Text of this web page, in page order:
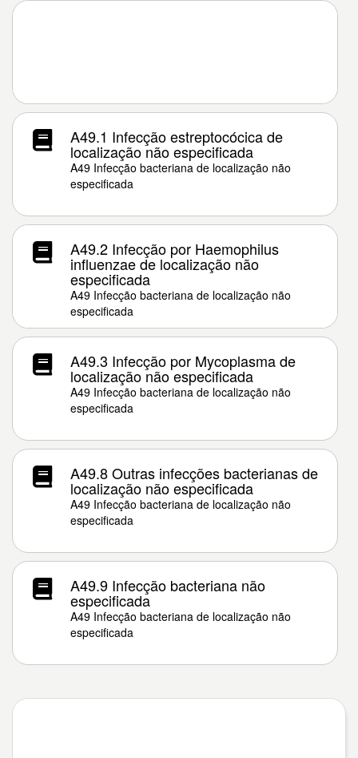
A49.1 Infecção estreptocócica de
localização não especificada
A49 Infecção bacteriana de localização não
especificada
A49.2 Infecção por Haemophilus
influenzae de localização não
especificada
A49 Infecção bacteriana de localização não
especificada
A49.3 Infecção por Mycoplasma de
localização não especificada
A49 Infecção bacteriana de localização não
especificada
A49.8 Outras infecções bacterianas de
localização não especificada
A49 Infecção bacteriana de localização não
especificada
A49.9 Infecção bacteriana não
especificada
A49 Infecção bacteriana de localização não
especificada